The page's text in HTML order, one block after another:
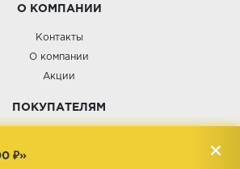
О КОМПАНИИ
Контакты
О компании
Акции
ПОКУПАТЕЛЯМ
Доставка и оплата
₽»